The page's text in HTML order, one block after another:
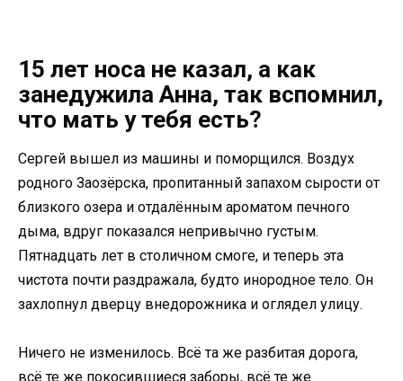
15 лет носа не казал, а как
занедужила Анна, так вспомнил,
что мать у тебя есть?
Сергей вышел из машины и поморщился. Воздух
родного Заозёрска, пропитанный запахом сырости от
близкого озера и отдалённым ароматом печного
дыма, вдруг показался непривычно густым.
Пятнадцать лет в столичном смоге, и теперь эта
чистота почти раздражала, будто инородное тело. Он
захлопнул дверцу внедорожника и оглядел улицу.
Ничего не изменилось. Всё та же разбитая дорога,
всё те же покосившиеся заборы, всё те же